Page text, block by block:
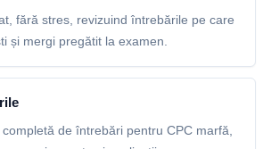
fără stres, revizuind întrebările pe care
și mergi pregătit la examen.
de întrebări pentru CPC marfă,